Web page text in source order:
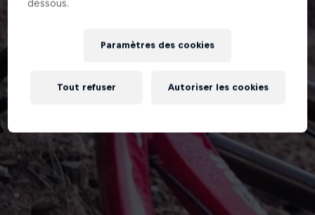
dessous.
Paramètres des cookies
Tout refuser Autoriser les cookies